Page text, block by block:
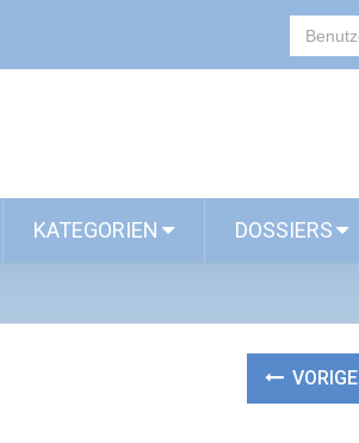
KATEGORIEN DOSSIERS
VORIGE